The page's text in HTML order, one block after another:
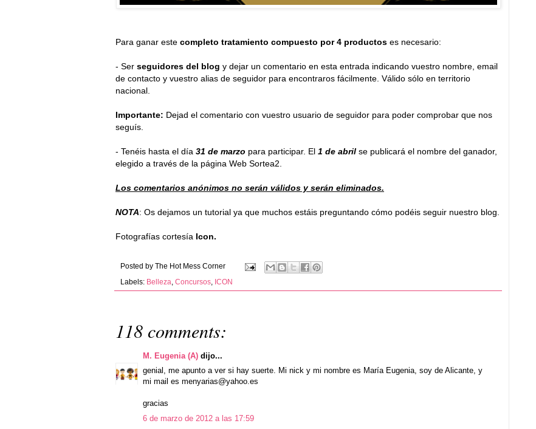
Para ganar este completo tratamiento compuesto por 4 productos es necesario:
- Ser seguidores del blog y dejar un comentario en esta entrada indicando vuestro nombre, email
de contacto y vuestro alias de seguidor para encontraros fácilmente. Válido sólo en territorio
nacional.
Importante: Dejad el comentario con vuestro usuario de seguidor para poder comprobar que nos
seguís.
- Tenéis hasta el día 31 de marzo para participar. El 1 de abril se publicará el nombre del ganador,
elegido a través de la página Web Sortea2.
Los comentarios anónimos no serán válidos y serán eliminados.
NOTA: Os dejamos un tutorial ya que muchos estáis preguntando cómo podéis seguir nuestro blog.
Fotografías cortesía Icon.
Posted by The Hot Mess Corner
Labels: Belleza Concursos ICON
118 comments:
M. Eugenia (A) dijo...
genial, me apunto a ver si hay suerte. Mi nick y mi nombre es María Eugenia, soy de Alicante, y
mi mail es menyarias@yahoo.es
gracias
6 de marzo de 2012 a las 17:59